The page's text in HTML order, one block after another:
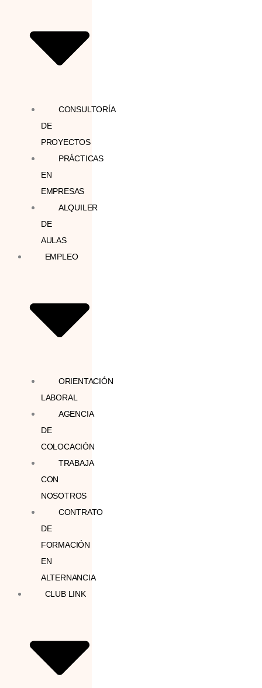
CONSULTORÍA
DE
PROYECTOS
PRÁCTICAS
EN
EMPRESAS
ALQUILER
DE
AULAS
EMPLEO
ORIENTACIÓN
LABORAL
AGENCIA
DE
COLOCACIÓN
TRABAJA
CON
NOSOTROS
CONTRATO
DE
FORMACIÓN
EN
ALTERNANCIA
CLUB LINK